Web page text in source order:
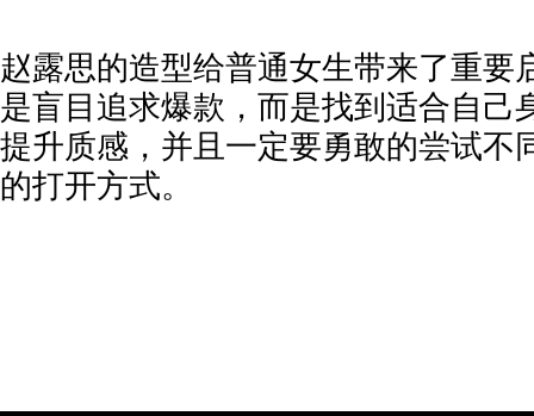
赵露思的造型给普通女生带来了重要
是盲目追求爆款，而是找到适合自己
提升质感，并且一定要勇敢的尝试不
的打开方式。